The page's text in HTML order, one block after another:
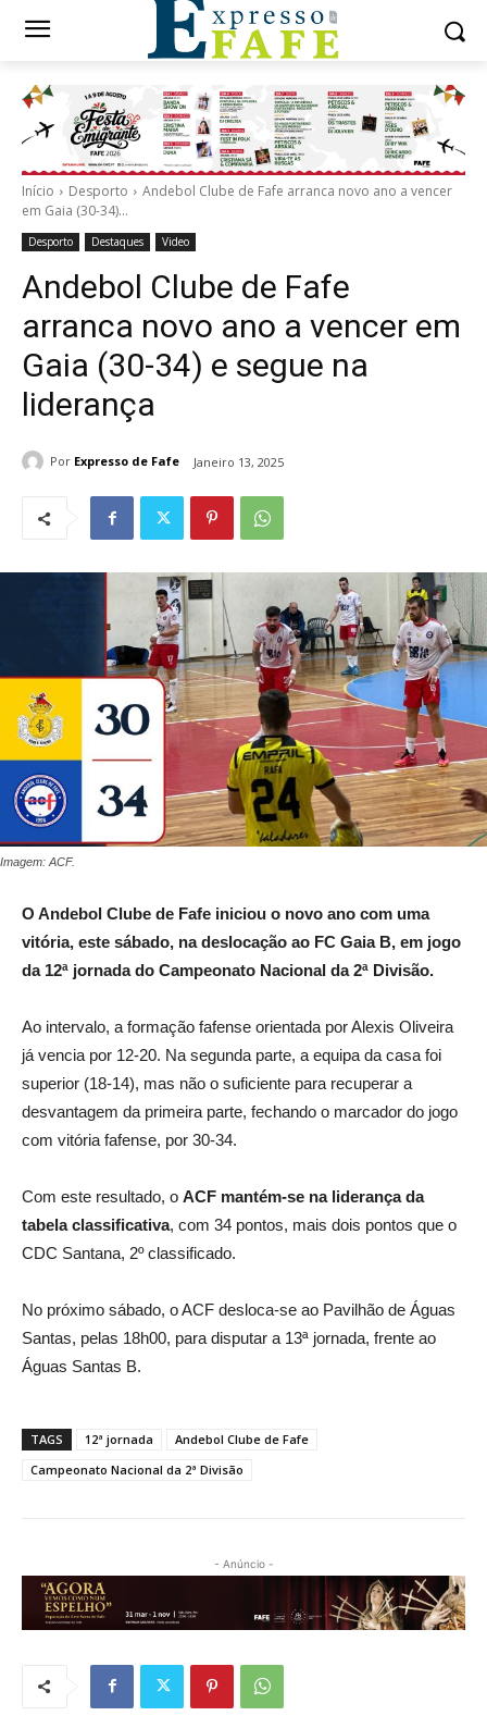
Início Desporto
Andebol Clube de Fafe arranca novo ano a vencer
em Gaia (30-34)...
Desporto Destaques Video
Andebol Clube de Fafe
arranca novo ano a vencer em
Gaia (30-34) e segue na
liderança
Por Expresso de Fafe Janeiro 13, 2025
Imagem: ACF.
O Andebol Clube de Fafe iniciou o novo ano com uma
vitória, este sábado, na deslocação ao FC Gaia B, em jogo
da 12ª jornada do Campeonato Nacional da 2ª Divisão.
Ao intervalo, a formação fafense orientada por Alexis Oliveira
já vencia por 12-20. Na segunda parte, a equipa da casa foi
superior (18-14), mas não o suficiente para recuperar a
desvantagem da primeira parte, fechando o marcador do jogo
com vitória fafense, por 30-34.
Com este resultado, o ACF mantém-se na liderança da
tabela classificativa, com 34 pontos, mais dois pontos que o
CDC Santana, 2º classificado.
No próximo sábado, o ACF desloca-se ao Pavilhão de Águas
Santas, pelas 18h00, para disputar a 13ª jornada, frente ao
Águas Santas B.
TAGS 12ª jornada
Andebol Clube de Fafe
Campeonato Nacional da 2ª Divisão
- Anúncio -